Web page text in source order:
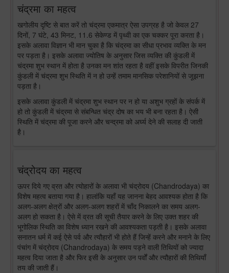
चंद्रमा का महत्व
खगोलीय दृष्टि से बात करें तो चंद्रमा एकमात्र ऐसा उपग्रह है जो केवल 27
दिनों, 7 घंटे, 43 मिनट, 11.6 सेकेण्ड में पृथ्वी का एक चक्कर पूरा करता है।
इसके अलावा विज्ञान भी मान चुका है कि चंद्रमा का सीधा प्रभाव व्यक्ति के मन
पर पड़ता है। इसके अलावा ज्योतिष के अनुसार जिस व्यक्ति की कुंडली में
चंद्रमा शुभ स्थान में होता है उनका मन शांत रहता है वहीं इसके विपरीत जिनकी
कुंडली में चंद्रमा शुभ स्थिति में न हो उन्हें तमाम मानसिक परेशानियों से जूझना
पड़ता है।
इसके अलावा कुंडली में चंद्रमा शुभ स्थान पर न हो या अशुभ ग्रहों के संपर्क में
हो तो कुंडली में चंद्रमा से संबन्धित चंद्र दोष का भय भी बना रहता है। ऐसी
स्थिति में चंद्रमा की पूजा करने और चन्द्रमा को अर्घ्य देने की सलाह दी जाती
है।
चंद्रोदय का महत्व
ऊपर दिये गए व्रत और त्योहारों के अलावा भी चंद्रोदय (Chandrodaya) का
विशेष महत्व बताया गया है। हालांकि यहाँ यह जानना बेहद आवश्यक होता है कि
अलग-अलग क्षेत्रों और अलग-अलग शहरों में चाँद निकालने का समय अलग-
अलग हो सकता है। ऐसे में व्रत की सूची तैयार करने के लिए उक्त शहर की
भूगोलिक स्थिति का विशेष ध्यान रखने की आवश्यकता पड़ती है। इसके अलावा
सनातन धर्म में कई ऐसे पर्व और त्यौहारों भी होते हैं जिन्हें करने और मनाने के लिए
पंचांग में चंद्रोदय (Chandrodaya) के समय पड़ने वाली तिथियों को ज्यादा
महत्व दिया जाता है और फिर इसी के अनुसार उन पर्वों और त्यौहारों की तिथियाँ
तय की जाती हैं।